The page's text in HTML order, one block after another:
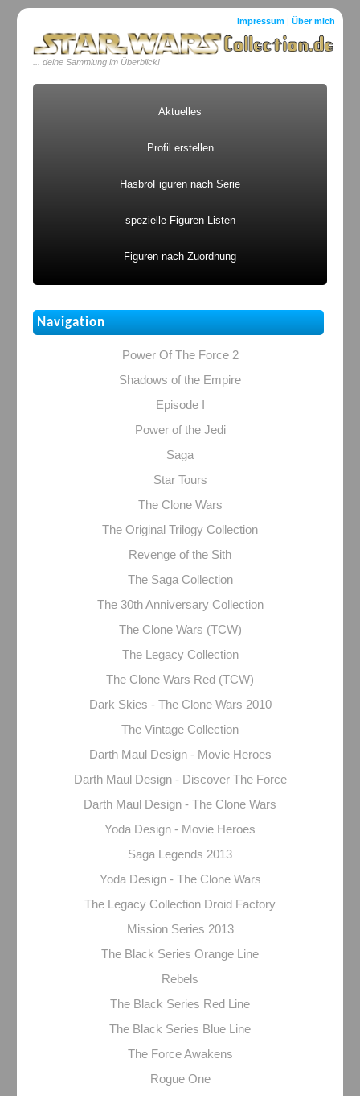
Impressum |Über mich
... deine Sammlung im Überblick!
Aktuelles
Profil erstellen
HasbroFiguren nach Serie
spezielle Figuren-Listen
Figuren nach Zuordnung
Navigation
Power Of The Force 2
Shadows of the Empire
Episode I
Power of the Jedi
Saga
Star Tours
The Clone Wars
The Original Trilogy Collection
Revenge of the Sith
The Saga Collection
The 30th Anniversary Collection
The Clone Wars (TCW)
The Legacy Collection
The Clone Wars Red (TCW)
Dark Skies - The Clone Wars 2010
The Vintage Collection
Darth Maul Design - Movie Heroes
Darth Maul Design - Discover The Force
Darth Maul Design - The Clone Wars
Yoda Design - Movie Heroes
Saga Legends 2013
Yoda Design - The Clone Wars
The Legacy Collection Droid Factory
Mission Series 2013
The Black Series Orange Line
Rebels
The Black Series Red Line
The Black Series Blue Line
The Force Awakens
Rogue One